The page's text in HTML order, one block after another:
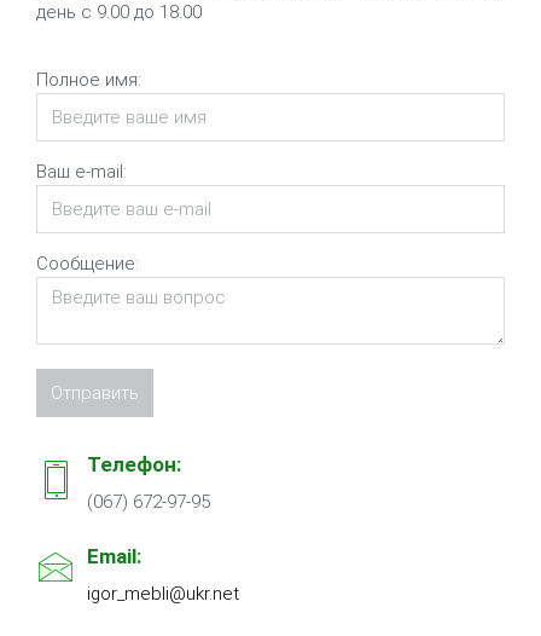
день с 9.00 до 18.00
Полное имя:
Ваш e-mail:
Сообщение:
Телефон:
(067) 672-97-95
Email:
igor_mebli@ukr.net